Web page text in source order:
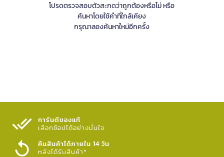
โปรดตรวจสอบตัวสะกดว่าถูกต้องหรือไม่ หรือ
ค้นหาโดยใช้คำที่ใกล้เคียง
กรุณาลองค้นหาใหม่อีกครั้ง
การันตีของแท้
เลือกช้อปได้อย่างมั่นใจ​
คืนสินค้าได้ภายใน 14 วัน
หลังได้รับสินค้า*